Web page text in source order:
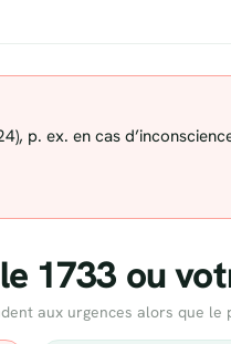
p. ex. en cas
1733 ou
aux urgences alors que